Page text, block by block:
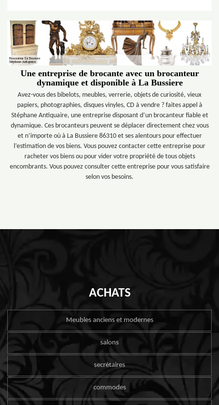
Une entreprise de brocante avec un brocanteur
dynamique et disponible à La Bussiere
Avez-vous des bibelots, meubles, verrerie, objets de curiosité, vieux
papiers, photographies, disques vinyles, CD à vendre ? faites appel à
Stéphane Antiquaire, une entreprise disposant d’un brocanteur fiable et
dynamique. Ces brocanteurs peuvent se déplacer directement chez vous
et n’importe où à La Bussiere 86310 et ses alentours pour effectuer
l’estimation de vos biens. Vous pouvez contacter cette entreprise pour
racheter vos biens ou pour vider votre propriété de tous objets
encombrants. Vous pouvez consulter cette entreprise pour vous satisfaire
selon vos besoins.
ACHATS
Meubles anciens et modernes
salons
secrétaires
commodes